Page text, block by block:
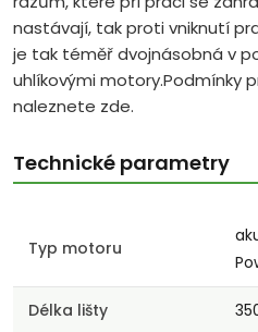
nastávají, tak proti vniknutí
je tak téměř dvojnásobná v
uhlíkovými motory.Podmínky
naleznete zde.
Technické parametry
Typ motoru
Délka lišty